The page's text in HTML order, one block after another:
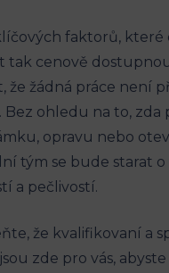
faktorů,
tak cenově
že žádná práce není
Bez ohledu na to,
opravu nebo
tým se bude starat
a pečlivostí.
že kvalifikovaní a
zde pro vás,